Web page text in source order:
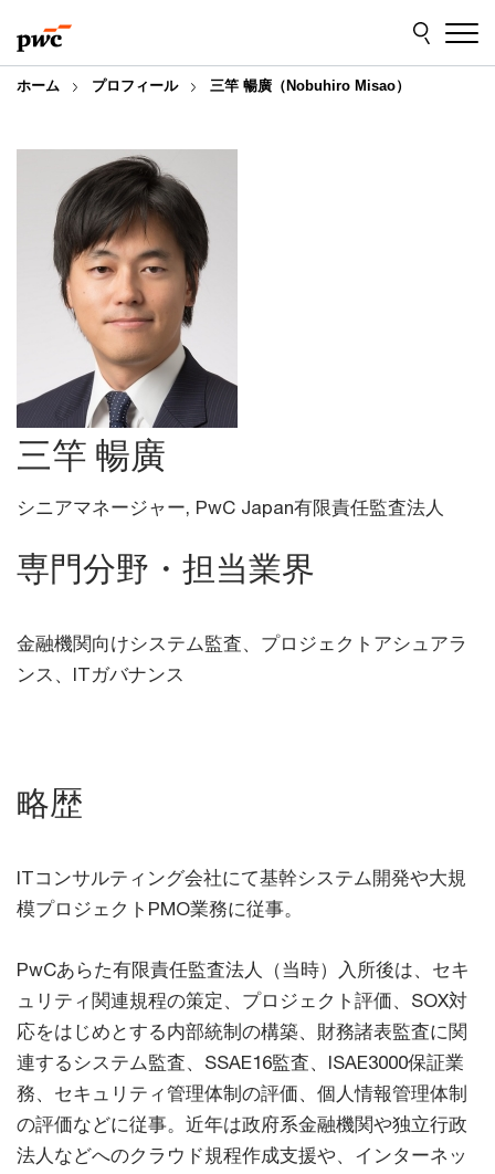
to
content
to
footer
ホーム プロフィール 三竿 暢廣（Nobuhiro Misao）
三竿 暢廣
シニアマネージャー, PwC Japan有限責任監査法人
専門分野・担当業界
金融機関向けシステム監査、プロジェクトアシュアラ
ンス、ITガバナンス
略歴
ITコンサルティング会社にて基幹システム開発や大規
模プロジェクトPMO業務に従事。
PwCあらた有限責任監査法人（当時）入所後は、セキ
ュリティ関連規程の策定、プロジェクト評価、SOX対
応をはじめとする内部統制の構築、財務諸表監査に関
連するシステム監査、SSAE16監査、ISAE3000保証業
務、セキュリティ管理体制の評価、個人情報管理体制
の評価などに従事。近年は政府系金融機関や独立行政
法人などへのクラウド規程作成支援や、インターネッ